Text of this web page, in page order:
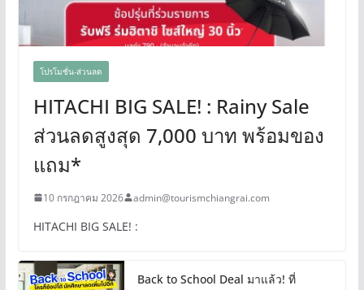
โปรโมชั่น-ส่วนลด
HITACHI BIG SALE! : Rainy Sale
ส่วนลดสูงสุด 7,000 บาท พร้อมของ
แถม*
10 กรกฎาคม 2026 admin@tourismchiangrai.com
HITACHI BIG SALE! :
Back to School Deal มาแล้ว! ที่